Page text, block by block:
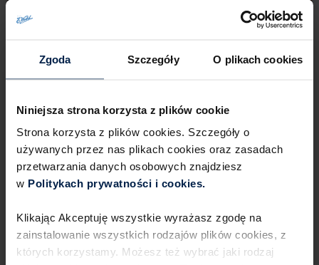
Zgoda Szczegóły O plikach cookies
Niniejsza strona korzysta z plików cookie
Strona korzysta z plików cookies. Szczegóły o
używanych przez nas plikach cookies oraz zasadach
przetwarzania danych osobowych znajdziesz
w Politykach prywatności i cookies.​ ​
Klikając Akceptuję wszystkie wyrażasz zgodę na
zainstalowanie wszystkich rodzajów plików cookies,​ z
których korzystamy. Możesz też wybrać jaki rodzaj
1
Ciasteczka brownie z orzechami
laskowymi